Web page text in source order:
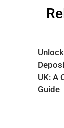
UK: A
Guide